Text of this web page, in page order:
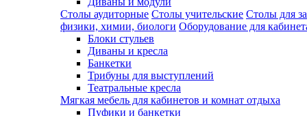
Столы аудиторные Столы учительские Столы для
физики, химии, биологи Оборудование для
Блоки стульев
Диваны и кресла
Банкетки
Трибуны для выступлений
Театральные кресла
Мягкая мебель для кабинетов и комнат отдыха
Пуфики и банкетки